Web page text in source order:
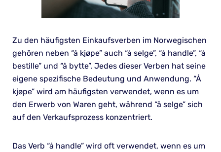
Zu den häufigsten Einkaufsverben im Norwegischen
gehören neben “å kjøpe” auch “å selge”, “å handle”, “å
bestille” und “å bytte”. Jedes dieser Verben hat seine
eigene spezifische Bedeutung und Anwendung. “Å
kjøpe” wird am häufigsten verwendet, wenn es um
den Erwerb von Waren geht, während “å selge” sich
auf den Verkaufsprozess konzentriert.
Das Verb “å handle” wird oft verwendet, wenn es um